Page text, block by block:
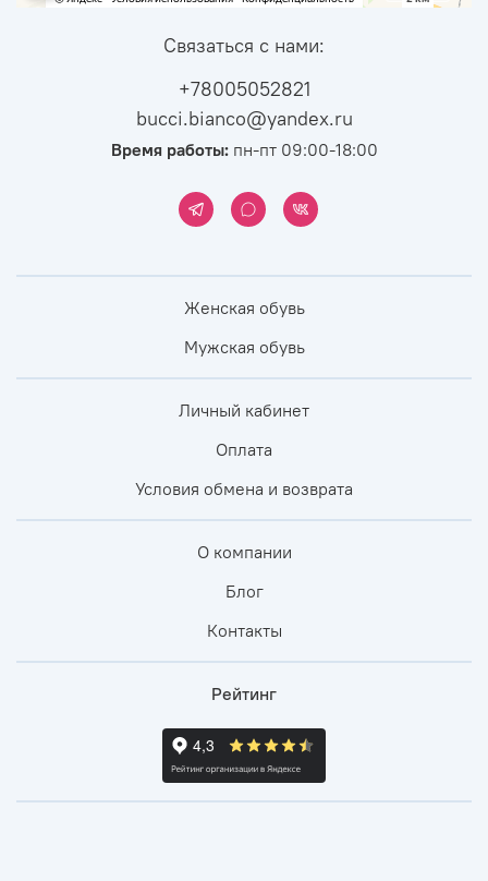
Связаться с нами:
+78005052821
bucci.bianco@yandex.ru
Время работы:пн-пт 09:00-18:00
Женская обувь
Мужская обувь
Личный кабинет
Оплата
Условия обмена и возврата
О компании
Блог
Контакты
Рейтинг